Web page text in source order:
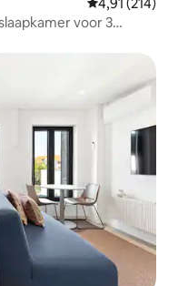
voor 3